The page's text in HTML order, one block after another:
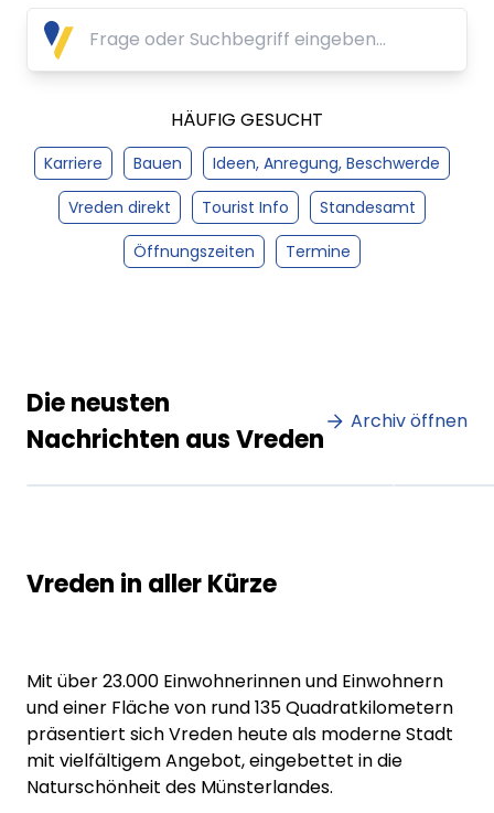
HÄUFIG GESUCHT
Karriere Bauen
Ideen, Anregung, Beschwerde
Vreden direkt
Tourist Info
Standesamt
Öffnungszeiten
Termine
Die neusten
Nachrichten aus Vreden
Archiv öffnen
Lorem ipsum Lorem ipsum
Vreden in aller Kürze
Mit über 23.000 Einwohnerinnen und Einwohnern
und einer Fläche von rund 135 Quadratkilometern
präsentiert sich Vreden heute als moderne Stadt
mit vielfältigem Angebot, eingebettet in die
Naturschönheit des Münsterlandes.